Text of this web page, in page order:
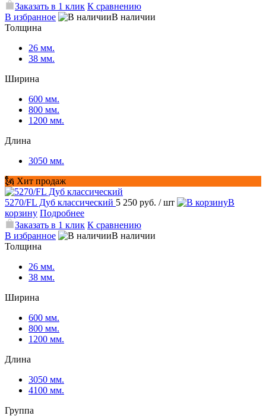
Заказать в 1 клик К сравнению
В избранное
В наличии
Толщина
26 мм.
38 мм.
Ширина
600 мм.
800 мм.
1200 мм.
Длина
3050 мм.
🗽 Хит продаж
5270/FL Дуб классический 5 250 руб. / шт
В
корзину Подробнее
Заказать в 1 клик К сравнению
В избранное
В наличии
Толщина
26 мм.
38 мм.
Ширина
600 мм.
800 мм.
1200 мм.
Длина
3050 мм.
4100 мм.
Группа